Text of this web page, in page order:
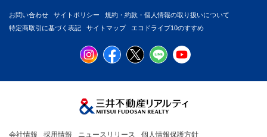
お問い合わせ サイトポリシー
規約・約款・個人情報の取り扱いについて
特定商取引に基づく表記
サイトマップ エコドライブ10のすすめ
会社情報 採用情報 ニュースリリース 個人情報保護方針